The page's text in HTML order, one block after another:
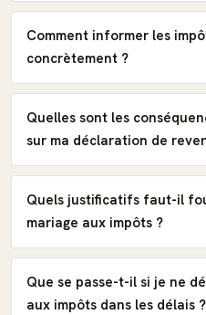
Comment informer les
concrètement ?
Quelles sont les
sur ma déclaration de
Quels justificatifs faut-il
mariage aux impôts ?
Que se passe-t-il si je ne
aux impôts dans les délais ?